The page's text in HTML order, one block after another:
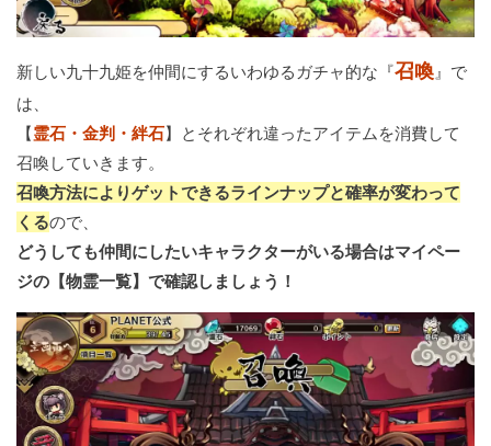
新しい九十九姫を仲間にするいわゆるガチャ的な『召喚 』で
は、
【霊石・金判・絆石】とそれぞれ違ったアイテムを消費して
召喚していきます。
召喚方法によりゲットできるラインナップと確率が変わって
くるので、
どうしても仲間にしたいキャラクターがいる場合はマイペー
ジの【物霊一覧】で確認しましょう！